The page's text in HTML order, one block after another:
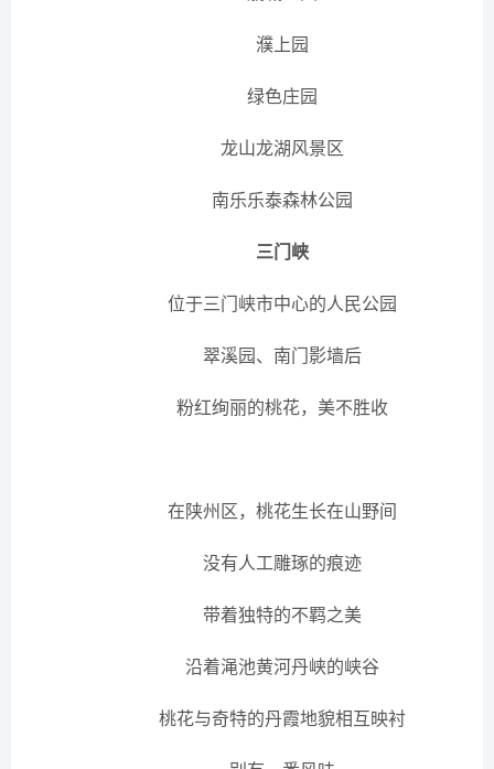
濮上园
绿色庄园
龙山龙湖风景区
南乐乐泰森林公园
三门峡
位于三门峡市中心的人民公园
翠溪园、南门影墙后
粉红绚丽的桃花，美不胜收
在陕州区，桃花生长在山野间
没有人工雕琢的痕迹
带着独特的不羁之美
沿着渑池黄河丹峡的峡谷
桃花与奇特的丹霞地貌相互映衬